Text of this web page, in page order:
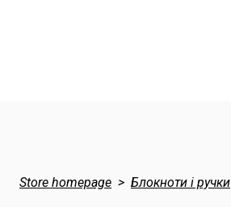
Store homepage Блокноти і ручки